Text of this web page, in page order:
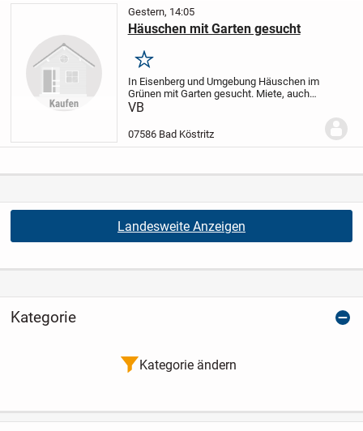
Gestern, 14:05
Häuschen mit Garten gesucht
Merken
In Eisenberg und Umgebung Häuschen im
Grünen mit Garten gesucht. Miete, auch
Mietkauf angenehm. EBK von Vorteil.
VB
07586 Bad Köstritz
Landesweite Anzeigen
Kategorie
Kategorie ändern